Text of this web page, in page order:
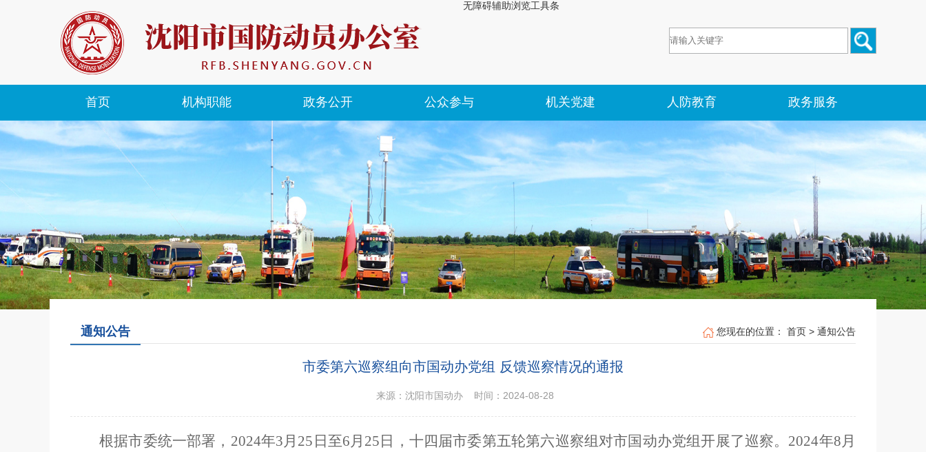
无障碍辅助浏览工具条
首页 机构职能 政务公开 公众参与 机关党建 人防教育 政务服务
通知公告 您现在的位置： 首页 > 通知公告
市委第六巡察组向市国动办党组 反馈巡察情况的通报
来源：沈阳市国动办 时间：2024-08-28
根据市委统一部署，2024年3月25日至6月25日，十四届市委第五轮第六巡察组对市国动办党组开展了巡察。2024年8月